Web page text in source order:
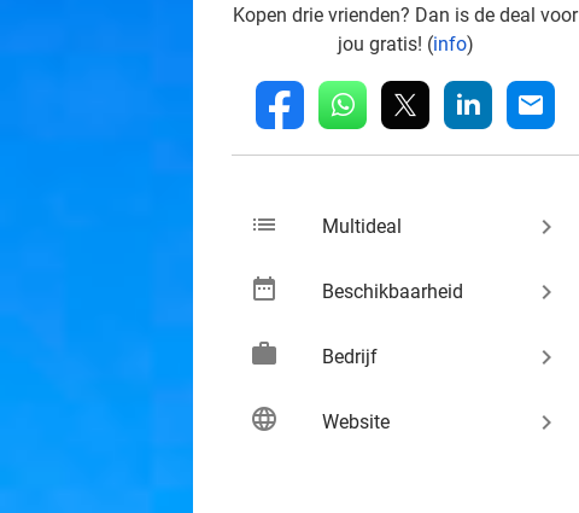
Kopen drie vrienden? Dan is de deal voor
jou gratis! (info)
fb whatsapp linkedin mail
list Multideal keyboard_arrow_right
date_range Beschikbaarheid keyboard_arrow_right
work Bedrijf keyboard_arrow_right
language Website keyboard_arrow_right